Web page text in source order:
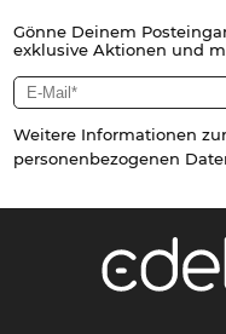
Gönne Deinem
exklusive Aktionen und
Weitere Informationen
personenbezogenen